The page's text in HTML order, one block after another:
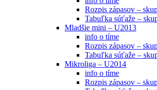
Rozpis zápasov –
Tabuľka súťaže –
Mladšie mini – U2013
info o tíme
Rozpis zápasov –
Tabuľka súťaže –
Mikroliga – U2014
info o tíme
Rozpis zápasov –